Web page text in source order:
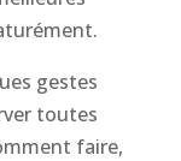
gestes
toutes
faire,